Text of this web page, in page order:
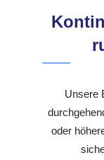
Unsere
oder